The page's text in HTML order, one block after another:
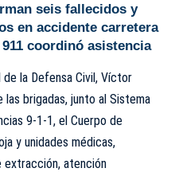
seis fallecidos y
en accidente carretera
coordinó asistencia
la Defensa Civil, Víctor
las brigadas, junto al Sistema
9-1-1, el Cuerpo de
y unidades médicas,
extracción, atención